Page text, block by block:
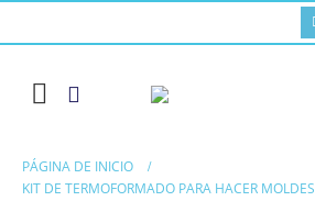
PÁGINA DE INICIO
KIT DE TERMOFORMADO PARA HACER MOLDES